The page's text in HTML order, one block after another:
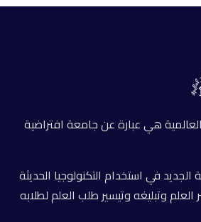
هي عبارة عن جامعة افتراضية
في استخدام التكنولوجيا الحديثة
وتبليغه وتيسير طلب العلم لطلابه